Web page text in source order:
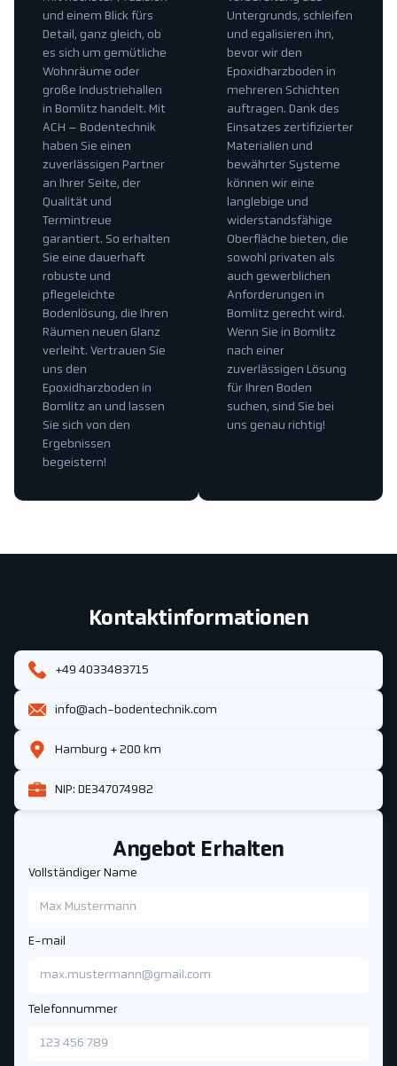
Untergrunds, schleifen
und egalisieren ihn,
bevor wir den
Epoxidharzboden in
mehreren Schichten
auftragen. Dank des
Einsatzes zertifizierter
Materialien und
bewährter Systeme
können wir eine
langlebige und
widerstandsfähige
Oberfläche bieten, die
sowohl privaten als
auch gewerblichen
Anforderungen in
Bomlitz gerecht wird.
Wenn Sie in Bomlitz
nach einer
zuverlässigen Lösung
für Ihren Boden
suchen, sind Sie bei
uns genau richtig!
und einem Blick fürs
Detail, ganz gleich, ob
es sich um gemütliche
Wohnräume oder
große Industriehallen
in Bomlitz handelt. Mit
ACH – Bodentechnik
haben Sie einen
zuverlässigen Partner
an Ihrer Seite, der
Qualität und
Termintreue
garantiert. So erhalten
Sie eine dauerhaft
robuste und
pflegeleichte
Bodenlösung, die Ihren
Räumen neuen Glanz
verleiht. Vertrauen Sie
uns den
Epoxidharzboden in
Bomlitz an und lassen
Sie sich von den
Ergebnissen
begeistern!
Angebot Erhalten
Vollständiger Name
E-mail
Telefonnummer
Kontaktinformationen
+49 4033483715
info@ach-bodentechnik.com
Hamburg + 200 km
NIP: DE347074982